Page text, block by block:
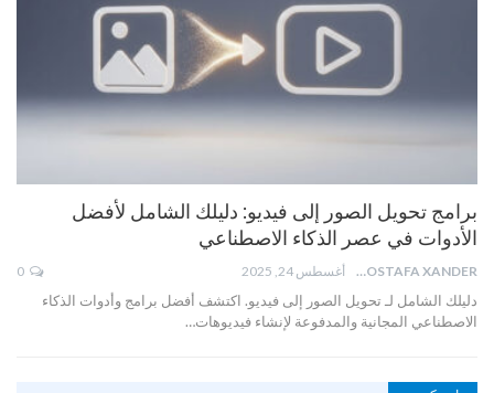
برامج تحويل الصور إلى فيديو: دليلك الشامل لأفضل
الأدوات في عصر الذكاء الاصطناعي
MOSTAFA XANDER أغسطس 24, 2025
دليلك الشامل لـ تحويل الصور إلى فيديو. اكتشف أفضل برامج وأدوات الذكاء
الاصطناعي المجانية والمدفوعة لإنشاء فيديوهات…